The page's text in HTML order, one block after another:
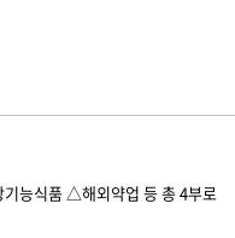
능식품 △해외약업 등 총 4부로